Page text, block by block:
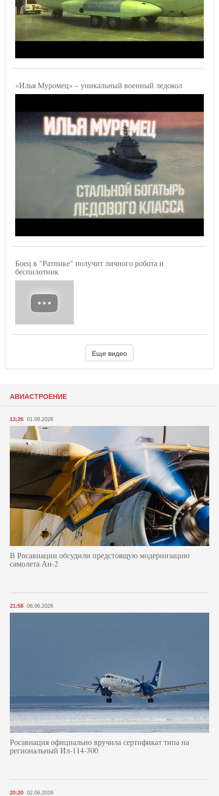
«Илья Муромец» – уникальный военный ледокол
Боец в "Ратнике" получит личного робота и
беспилотник
Еще видео
АВИАСТРОЕНИЕ
13:26 01.08.2026
В Росавиации обсудили предстоящую модернизацию
самолета Ан-2
21:58 06.06.2026
Росавиация официально вручила сертификат типа на
региональный Ил-114-300
20:20 02.06.2026